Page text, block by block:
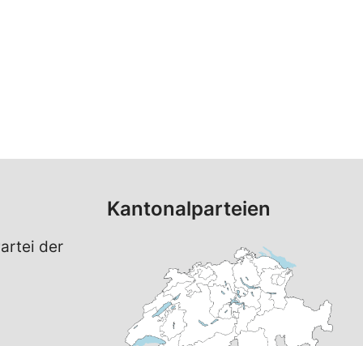
der
Kantonalparteien